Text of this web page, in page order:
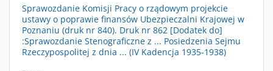
Sprawozdanie Komisji Pracy o rządowym projekcie
ustawy o poprawie finansów Ubezpieczalni Krajowej w
Poznaniu (druk nr 840). Druk nr 862 [Dodatek do]
:Sprawozdanie Stenograficzne z ... Posiedzenia Sejmu
Rzeczypospolitej z dnia ... (IV Kadencja 1935-1938)